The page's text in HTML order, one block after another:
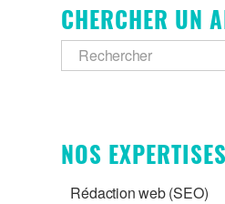
CHERCHER UN
NOS EXPERTISES
Rédaction web (SEO)